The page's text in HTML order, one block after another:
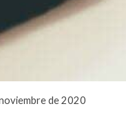
de 2020